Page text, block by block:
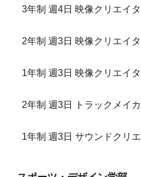
3年制 週4日 映像クリエイ
2年制 週3日 映像クリエイ
1年制 週3日 映像クリエイ
2年制 週3日 トラックメイ
1年制 週3日 サウンドクリ